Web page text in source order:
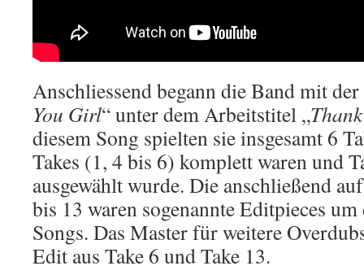
Anschliessend begann die Band mit
You Girl“ unter dem Arbeitstitel „
diesem Song spielten sie insgesamt 6
Takes (1, 4 bis 6) komplett waren und
ausgewählt wurde. Die anschließend
bis 13 waren sogenannte Editpieces
Songs. Das Master für weitere
Edit aus Take 6 und Take 13.